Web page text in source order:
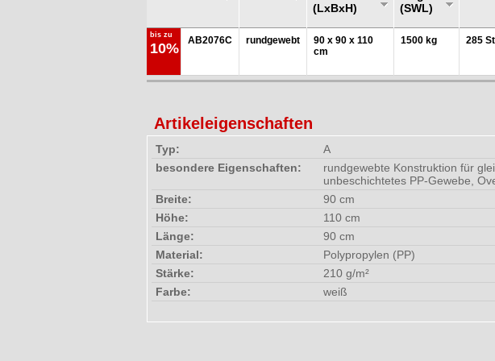
(LxBxH)
(SWL)
bis zu
10% AB2076C rundgewebt
90 x 90 x 110
cm
1500 kg 285
Artikeleigenschaften
Typ:
A
besondere Eigenschaften:
rundgewebte Konstruktion für
unbeschichtetes PP-Gewebe,
Breite:
90 cm
Höhe:
110 cm
Länge:
90 cm
Material:
Polypropylen (PP)
Stärke:
210 g/m²
Farbe:
weiß